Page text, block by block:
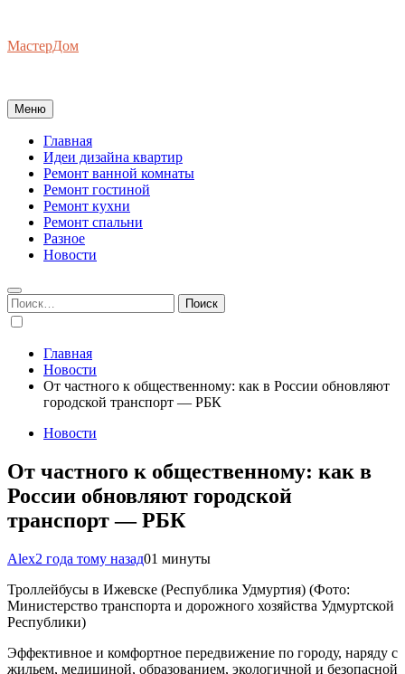
содержимому
МастерДом
Меню
Главная
Идеи дизайна квартир
Ремонт ванной комнаты
Ремонт гостиной
Ремонт кухни
Ремонт спальни
Разное
Новости
Найти:
Главная
Новости
От частного к общественному: как в России обновляют
городской транспорт — РБК
Новости
От частного к общественному: как в
России обновляют городской
транспорт — РБК
Alex2 года тому назад01 минуты
Троллейбусы в Ижевске (Республика Удмуртия) (Фото:
Министерство транспорта и дорожного хозяйства Удмуртской
Республики)
Эффективное и комфортное передвижение по городу, наряду с
жильем, медициной, образованием, экологичной и безопасной